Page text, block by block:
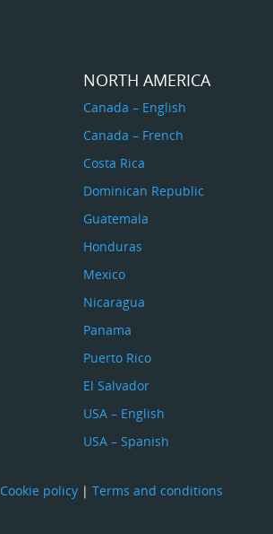
NORTH AMERICA
Canada – English
Canada – French
Costa Rica
Dominican Republic
Guatemala
Honduras
Mexico
Nicaragua
Panama
Puerto Rico
El Salvador
USA – English
USA – Spanish
Cookie policy |Terms and conditions